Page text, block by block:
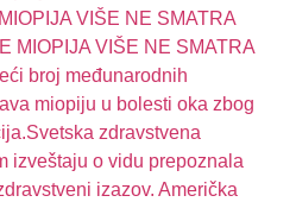
VIŠE NE SMATRA